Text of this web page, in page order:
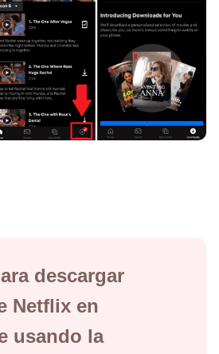
descargar
Netflix en
usando la